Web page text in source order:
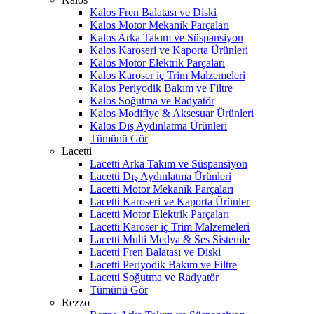
Kalos Fren Balatası ve Diski
Kalos Motor Mekanik Parçaları
Kalos Arka Takım ve Süspansiyon
Kalos Karoseri ve Kaporta Ürünleri
Kalos Motor Elektrik Parçaları
Kalos Karoser iç Trim Malzemeleri
Kalos Periyodik Bakım ve Filtre
Kalos Soğutma ve Radyatör
Kalos Modifiye & Aksesuar Ürünleri
Kalos Dış Aydınlatma Ürünleri
Tümünü Gör
Lacetti
Lacetti Arka Takım ve Süspansiyon
Lacetti Dış Aydınlatma Ürünleri
Lacetti Motor Mekanik Parçaları
Lacetti Karoseri ve Kaporta Ürünler
Lacetti Motor Elektrik Parçaları
Lacetti Karoser iç Trim Malzemeleri
Lacetti Multi Medya & Ses Sistemle
Lacetti Fren Balatası ve Diski
Lacetti Periyodik Bakım ve Filtre
Lacetti Soğutma ve Radyatör
Tümünü Gör
Rezzo